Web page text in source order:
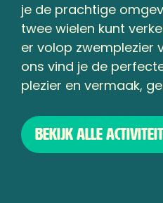
je de prachtige
twee wielen kunt
er volop zwemplezier
ons vind je de
plezier en vermaak,
Bekijk alle